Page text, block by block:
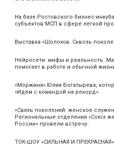
На базе Ростовского бизнес-
субъектов МСП в сфере лёгкой
Выставка «Шолохов. Сквозь
Нейросети: мифы и реальность.
помогает в работе и обычной
«Моржиня» Юлия Богатырёва,
«Идём с командой на рекорд»
«Связь поколений: женское
Региональные отделения «Союз
России» провели встречу
ТОК-ШОУ «СИЛЬНАЯ И